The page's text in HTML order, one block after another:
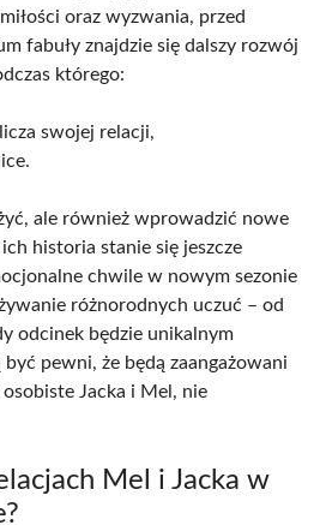
oraz wyzwania, przed
fabuły znajdzie się dalszy rozwój
którego:
swojej relacji,
ale również wprowadzić nowe
historia stanie się jeszcze
chwile w nowym sezonie
różnorodnych uczuć – od
odcinek będzie unikalnym
pewni, że będą zaangażowani
Jacka i Mel, nie
Mel i Jacka w